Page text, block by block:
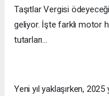
Taşıtlar Vergisi
geliyor. İşte farklı motor
tutarları...
Yeni yıl yaklaşırken,